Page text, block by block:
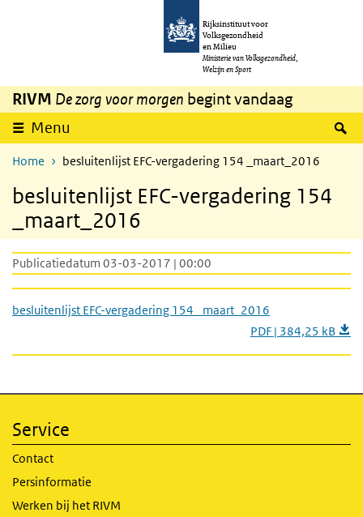
Overslaan en naar de inhoud gaan
Rijksinstituut voor
Volksgezondheid
en Milieu
Ministerie van Volksgezondheid,
Welzijn en Sport
RIVM De zorg voor morgen begint vandaag
Menu
Home besluitenlijst EFC-vergadering 154 _maart_2016
besluitenlijst EFC-vergadering 154
_maart_2016
Publicatiedatum 03-03-2017 | 00:00
besluitenlijst EFC-vergadering 154 _maart_2016
PDF | 384,25 kB
Service
Contact
Persinformatie
Werken bij het RIVM